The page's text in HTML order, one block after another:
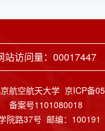
站访问量： 00017447
航空航天大学 京ICP备
备案号1101080018
院路37号 邮编：